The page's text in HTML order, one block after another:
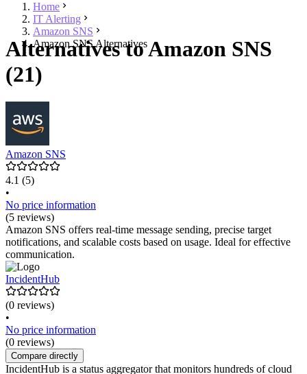
Home
IT Alerting
Amazon SNS
Amazon SNS Alternatives
Alternatives to Amazon SNS
(21)
Amazon SNS
4.1 (5)
•
No price information
(5 reviews)
Amazon SNS offers real-time message sending, precise target
notifications, and scalable costs based on usage. Ideal for effective
communication.
IncidentHub
(0 reviews)
•
No price information
(0 reviews)
Compare directly
IncidentHub is a status aggregator that monitors hundreds of cloud